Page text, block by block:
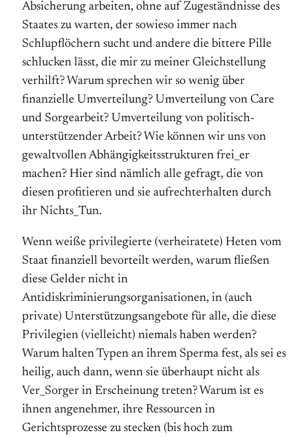
Absicherung arbeiten, ohne auf Zugeständnisse des
Staates zu warten, der sowieso immer nach
Schlupflöchern sucht und andere die bittere Pille
schlucken lässt, die mir zu meiner Gleichstellung
verhilft? Warum sprechen wir so wenig über
finanzielle Umverteilung? Umverteilung von Care
und Sorgearbeit? Umverteilung von politisch-
unterstützender Arbeit? Wie können wir uns von
gewaltvollen Abhängigkeitsstrukturen frei_er
machen? Hier sind nämlich alle gefragt, die von
diesen profitieren und sie aufrechterhalten durch
ihr Nichts_Tun.
Wenn weiße privilegierte (verheiratete) Heten vom
Staat finanziell bevorteilt werden, warum fließen
diese Gelder nicht in
Antidiskriminierungsorganisationen, in (auch
private) Unterstützungsangebote für alle, die diese
Privilegien (vielleicht) niemals haben werden?
Warum halten Typen an ihrem Sperma fest, als sei es
heilig, auch dann, wenn sie überhaupt nicht als
Ver_Sorger in Erscheinung treten? Warum ist es
ihnen angenehmer, ihre Ressourcen in
Gerichtsprozesse zu stecken (bis hoch zum